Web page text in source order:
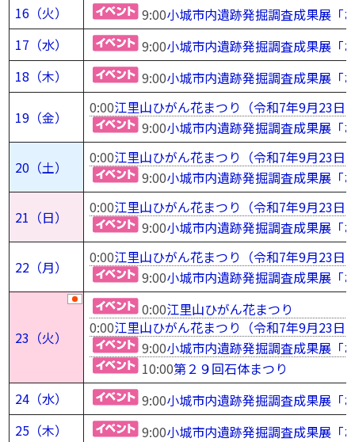
16（火）
9:00小城市内遺跡発掘調査成果展「
17（水）
9:00小城市内遺跡発掘調査成果展「
18（木）
9:00小城市内遺跡発掘調査成果展「
19（金）
0:00江里山ひがん花まつり（令和7年9月23日
9:00小城市内遺跡発掘調査成果展「
20（土）
0:00江里山ひがん花まつり（令和7年9月23日
9:00小城市内遺跡発掘調査成果展「
21（日）
0:00江里山ひがん花まつり（令和7年9月23日
9:00小城市内遺跡発掘調査成果展「
22（月）
0:00江里山ひがん花まつり（令和7年9月23日
9:00小城市内遺跡発掘調査成果展「
23（火）
0:00江里山ひがん花まつり
0:00江里山ひがん花まつり（令和7年9月23日
9:00小城市内遺跡発掘調査成果展「
10:00第２９回石体まつり
24（水）
9:00小城市内遺跡発掘調査成果展「
25（木）
9:00小城市内遺跡発掘調査成果展「